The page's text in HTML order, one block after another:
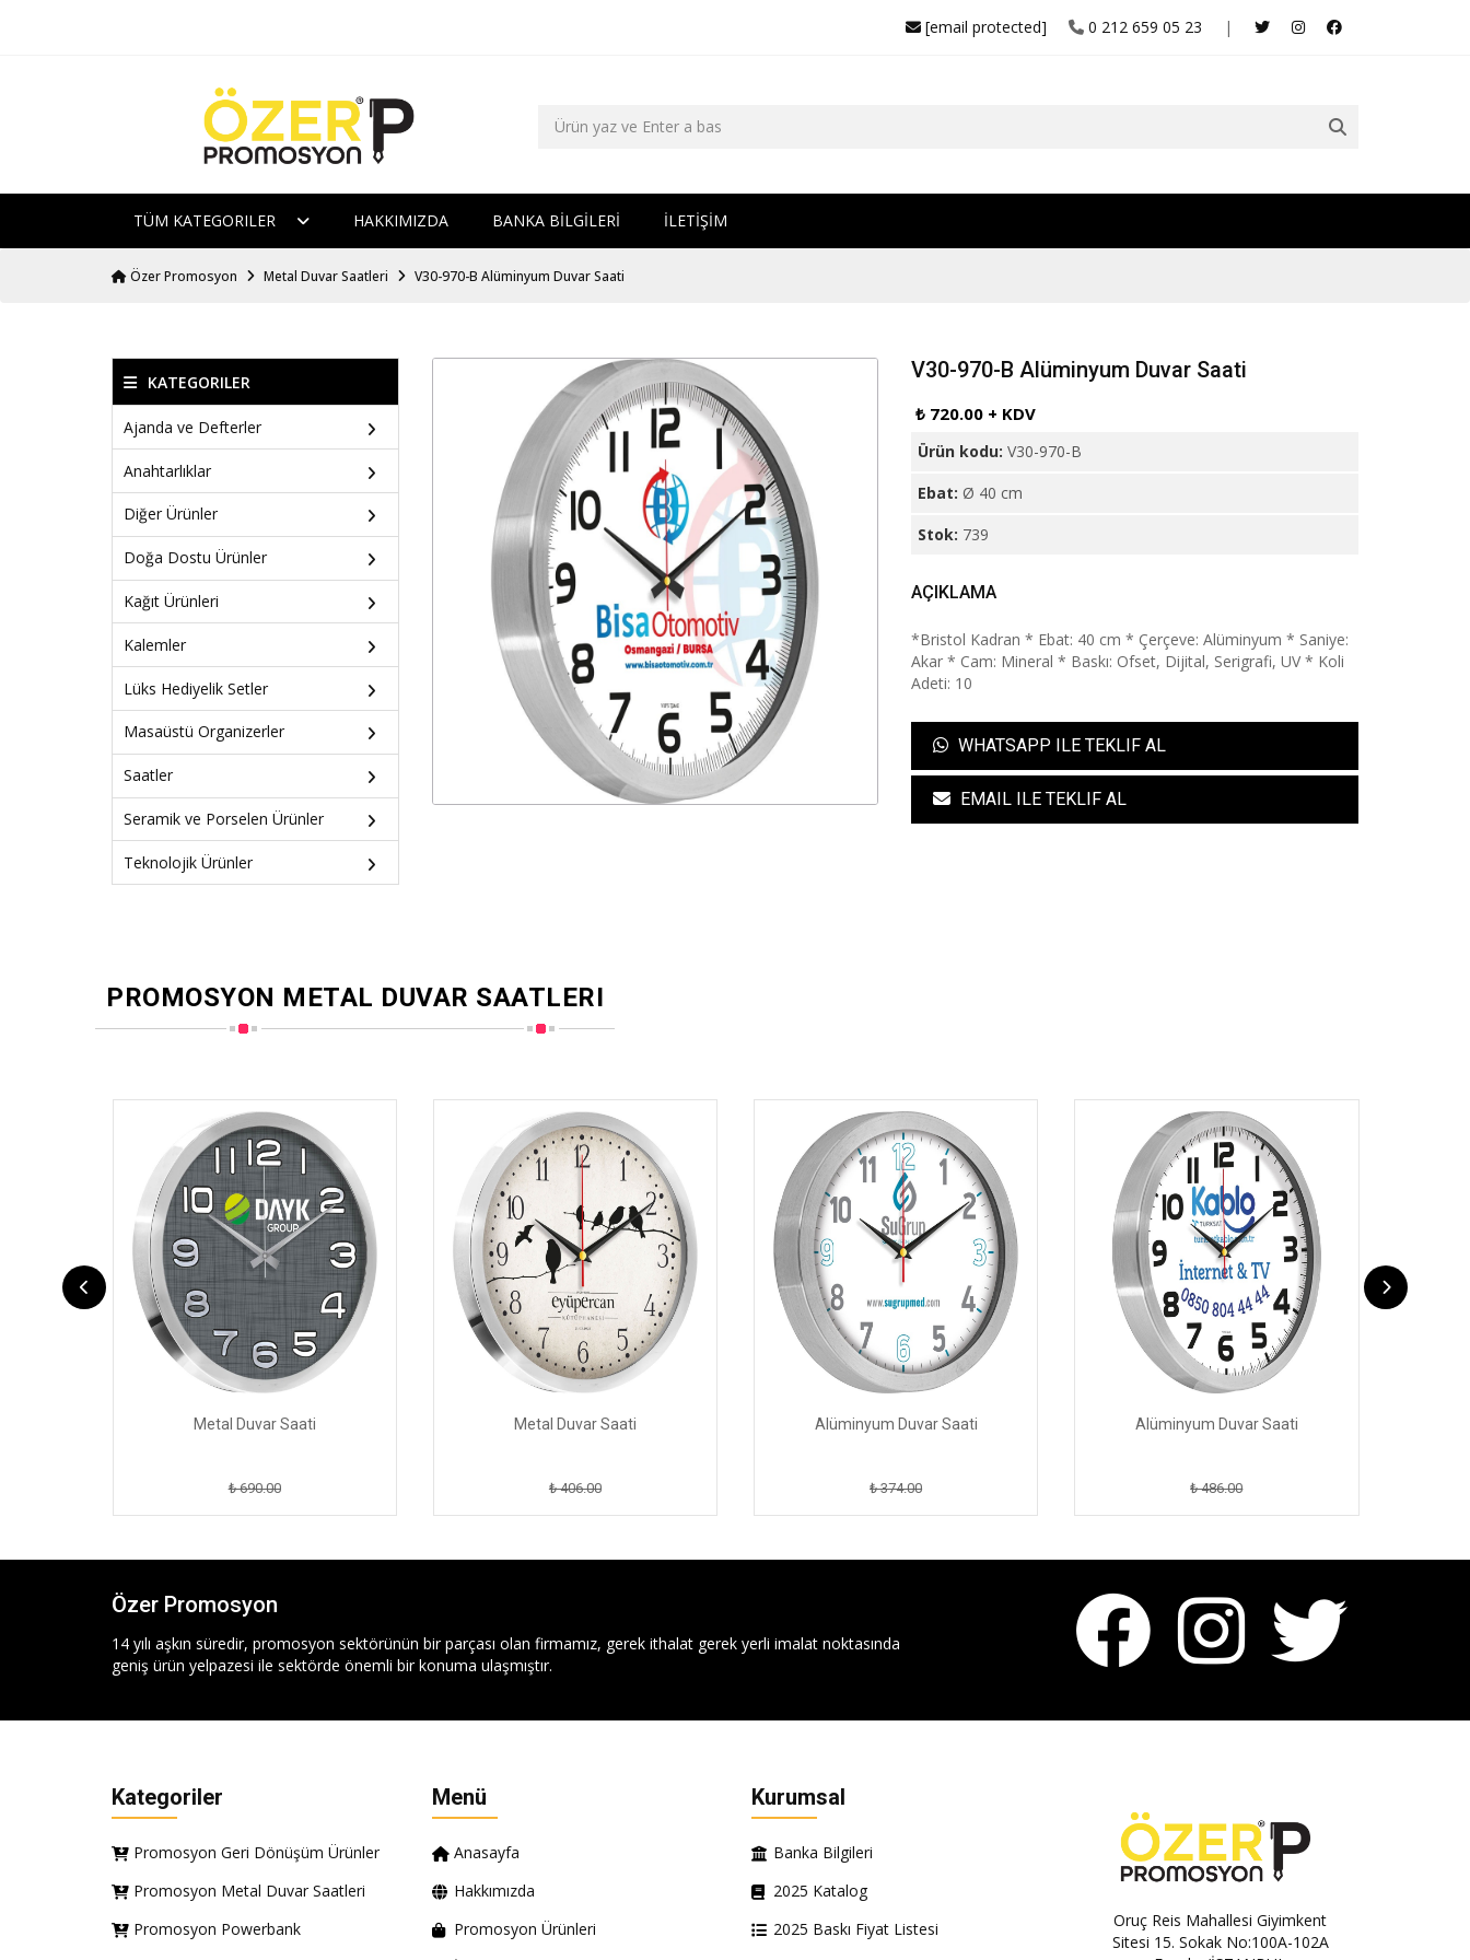
|
0 212 659 05 23
[email protected]
TÜM KATEGORILER HAKKIMIZDA BANKA BİLGİLERİ İLETİŞİM
Özer Promosyon Metal Duvar Saatleri V30-970-B Alüminyum Duvar Saati
KATEGORILER
Ajanda ve Defterler
Anahtarlıklar
Diğer Ürünler
Doğa Dostu Ürünler
Kağıt Ürünleri
Kalemler
Lüks Hediyelik Setler
Masaüstü Organizerler
Saatler
Seramik ve Porselen Ürünler
Teknolojik Ürünler
V30-970-B Alüminyum Duvar Saati
₺ 720.00 + KDV
Ürün kodu:V30-970-B
Ebat: Ø 40 cm
Stok: 739
AÇIKLAMA
*Bristol Kadran * Ebat: 40 cm * Çerçeve: Alüminyum * Saniye:
Akar * Cam: Mineral * Baskı: Ofset, Dijital, Serigrafi, UV * Koli
Adeti: 10
WHATSAPP ILE TEKLIF AL
EMAIL ILE TEKLIF AL
PROMOSYON METAL DUVAR SAATLERI
Metal Duvar Saati
₺ 690.00
Metal Duvar Saati
₺ 406.00
Alüminyum Duvar Saati
₺ 374.00
Alüminyum Duvar Saati
₺ 486.00
Özer Promosyon
14 yılı aşkın süredir, promosyon sektörünün bir parçası olan firmamız, gerek ithalat gerek yerli imalat noktasında
geniş ürün yelpazesi ile sektörde önemli bir konuma ulaşmıştır.
Kategoriler
Promosyon Geri Dönüşüm Ürünler
Promosyon Metal Duvar Saatleri
Promosyon Powerbank
Menü
Anasayfa
Hakkımızda
Promosyon Ürünleri
Kurumsal
Banka Bilgileri
2025 Katalog
2025 Baskı Fiyat Listesi
Oruç Reis Mahallesi Giyimkent
Sitesi 15. Sokak No:100A-102A